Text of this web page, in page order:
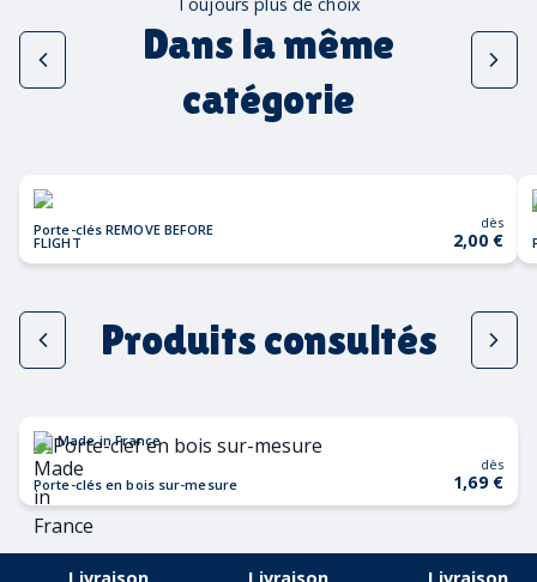
Dans la même
catégorie
Porte-clés REMOVE BEFORE
FLIGHT
dès
2,00 €
Produits consultés
Made in France
Porte-clés en bois sur-mesure
dès
1,69 €